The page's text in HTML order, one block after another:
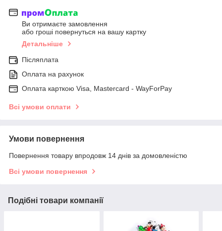
Ви отримаєте замовлення
або гроші повернуться на вашу картку
Детальніше
Післяплата
Оплата на рахунок
Оплата карткою Visa, Mastercard - WayForPay
Всі умови оплати
Умови повернення
Повернення товару впродовж 14 днів за домовленістю
Всі умови повернення
Подібні товари компанії